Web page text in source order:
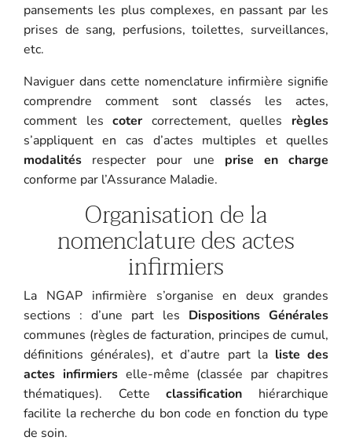
pansements les plus complexes, en passant par les
prises de sang, perfusions, toilettes, surveillances,
etc.
Naviguer dans cette nomenclature infirmière signifie
comprendre comment sont classés les actes,
comment lescoter correctement, quelles règles
s’appliquent en cas d’actes multiples et quelles
modalitésrespecter pour une prise en charge
conforme par l’Assurance Maladie.
Organisation de la
nomenclature des actes
infirmiers
La NGAP infirmière s’organise en deux grandes
sections : d’une part les Dispositions Générales
communes (règles de facturation, principes de cumul,
définitions générales), et d’autre part la liste des
actes infirmierselle-même (classée par chapitres
thématiques). Cetteclassification hiérarchique
facilite la recherche du bon code en fonction du type
de soin.